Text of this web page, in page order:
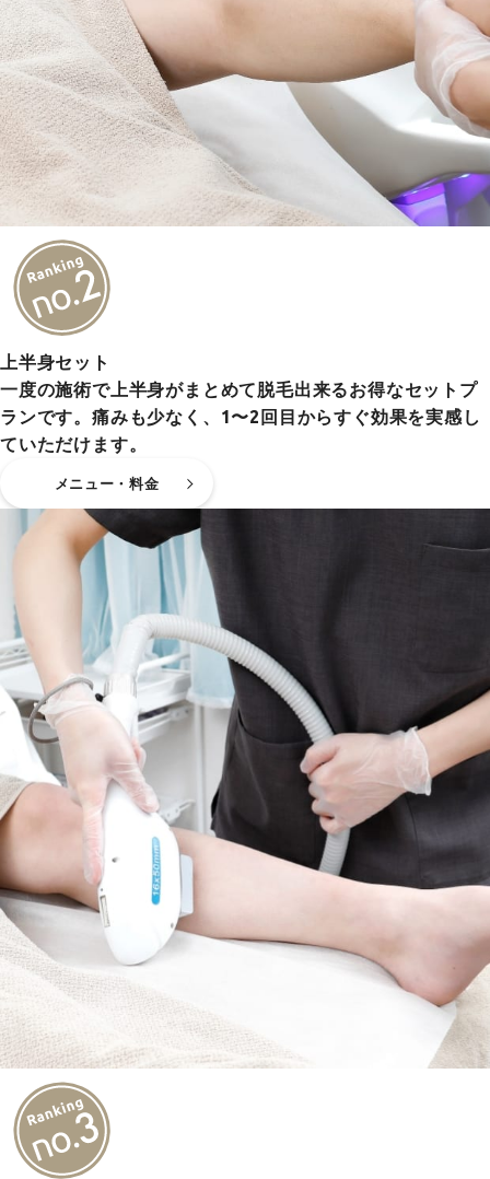
上半身セット
一度の施術で上半身がまとめて脱毛出来るお得なセットプ
ランです。痛みも少なく、1〜2回目からすぐ効果を実感し
ていただけます。
メニュー・料金